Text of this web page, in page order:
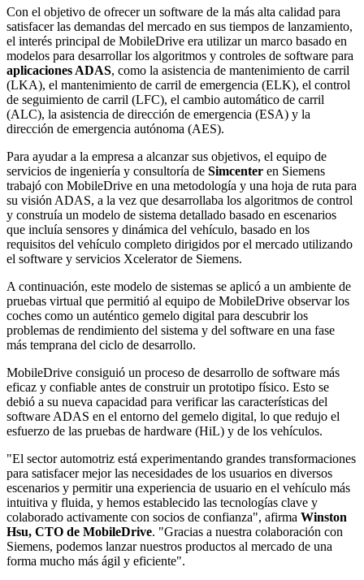
Con el objetivo de ofrecer un software de la más alta calidad para
satisfacer las demandas del mercado en sus tiempos de lanzamiento,
el interés principal de MobileDrive era utilizar un marco basado en
modelos para desarrollar los algoritmos y controles de software para
aplicaciones ADAS, como la asistencia de mantenimiento de carril
(LKA), el mantenimiento de carril de emergencia (ELK), el control
de seguimiento de carril (LFC), el cambio automático de carril
(ALC), la asistencia de dirección de emergencia (ESA) y la
dirección de emergencia autónoma (AES).
Para ayudar a la empresa a alcanzar sus objetivos, el equipo de
servicios de ingeniería y consultoría de Simcenter en Siemens
trabajó con MobileDrive en una metodología y una hoja de ruta para
su visión ADAS, a la vez que desarrollaba los algoritmos de control
y construía un modelo de sistema detallado basado en escenarios
que incluía sensores y dinámica del vehículo, basado en los
requisitos del vehículo completo dirigidos por el mercado utilizando
el software y servicios Xcelerator de Siemens.
A continuación, este modelo de sistemas se aplicó a un ambiente de
pruebas virtual que permitió al equipo de MobileDrive observar los
coches como un auténtico gemelo digital para descubrir los
problemas de rendimiento del sistema y del software en una fase
más temprana del ciclo de desarrollo.
MobileDrive consiguió un proceso de desarrollo de software más
eficaz y confiable antes de construir un prototipo físico. Esto se
debió a su nueva capacidad para verificar las características del
software ADAS en el entorno del gemelo digital, lo que redujo el
esfuerzo de las pruebas de hardware (HiL) y de los vehículos.
"El sector automotriz está experimentando grandes transformaciones
para satisfacer mejor las necesidades de los usuarios en diversos
escenarios y permitir una experiencia de usuario en el vehículo más
intuitiva y fluida, y hemos establecido las tecnologías clave y
colaborado activamente con socios de confianza", afirma Winston
Hsu, CTO de MobileDrive. "Gracias a nuestra colaboración con
Siemens, podemos lanzar nuestros productos al mercado de una
forma mucho más ágil y eficiente".